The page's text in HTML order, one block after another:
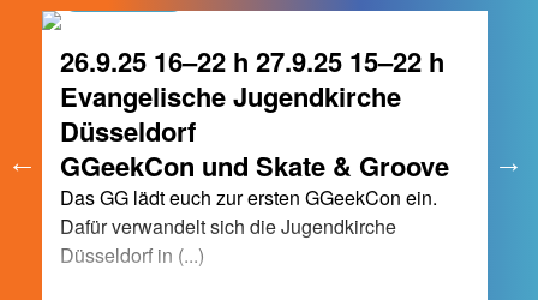
26.9.25 16–22 h 27.9.25 15–22 h
Evangelische Jugendkirche
Düsseldorf
GGeekCon und Skate & Groove
Das GG lädt euch zur ersten GGeekCon ein.
Dafür verwandelt sich die Jugendkirche
Düsseldorf in (...)